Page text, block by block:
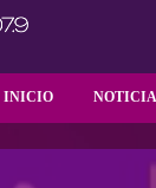
INICIO